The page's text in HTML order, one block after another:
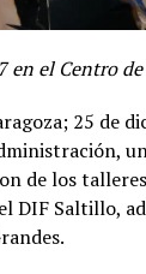
en el Centro
25 de
de los
DIF Saltillo,